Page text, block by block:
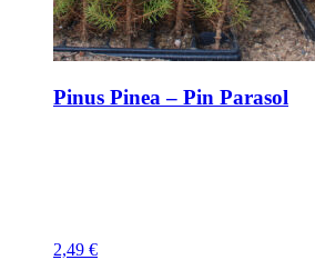
Pinus Pinea – Pin Parasol
2,49 €